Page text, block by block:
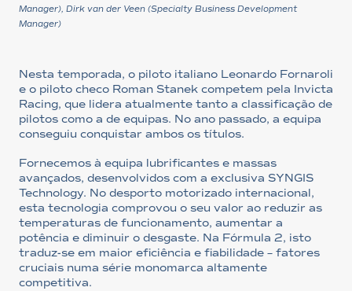
Manager), Dirk van der Veen (Specialty Business Development
Manager)
Nesta temporada, o piloto italiano Leonardo Fornaroli
e o piloto checo Roman Stanek competem pela Invicta
Racing, que lidera atualmente tanto a classificação de
pilotos como a de equipas. No ano passado, a equipa
conseguiu conquistar ambos os títulos.
Fornecemos à equipa lubrificantes e massas
avançados, desenvolvidos com a exclusiva SYNGIS
Technology. No desporto motorizado internacional,
esta tecnologia comprovou o seu valor ao reduzir as
temperaturas de funcionamento, aumentar a
potência e diminuir o desgaste. Na Fórmula 2, isto
traduz-se em maior eficiência e fiabilidade – fatores
cruciais numa série monomarca altamente
competitiva.